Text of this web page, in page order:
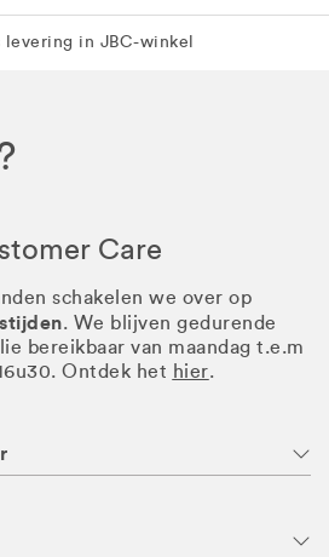
in 1 pakket
levering in JBC-winkel
Care
schakelen we over op
. We blijven gedurende
bereikbaar van maandag t.e.m
Ontdek het hier.